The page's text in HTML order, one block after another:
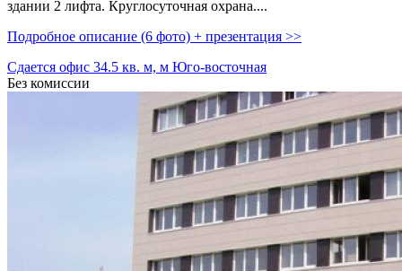
здании 2 лифта. Круглосуточная охрана....
Подробное описание (6 фото) + презентация >>
Сдается офис 34.5 кв. м, м Юго-восточная
Без комиссии